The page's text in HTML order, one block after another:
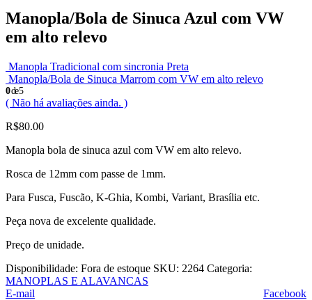
Manopla/Bola de Sinuca Azul com VW
em alto relevo
Manopla Tradicional com sincronia Preta
Manopla/Bola de Sinuca Marrom com VW em alto relevo
0de 5
( Não há avaliações ainda. )
R$80.00
Manopla bola de sinuca azul com VW em alto relevo.
Rosca de 12mm com passe de 1mm.
Para Fusca, Fuscão, K-Ghia, Kombi, Variant, Brasília etc.
Peça nova de excelente qualidade.
Preço de unidade.
Disponibilidade: Fora de estoque SKU: 2264 Categoria:
MANOPLAS E ALAVANCAS
Facebook
E-mail